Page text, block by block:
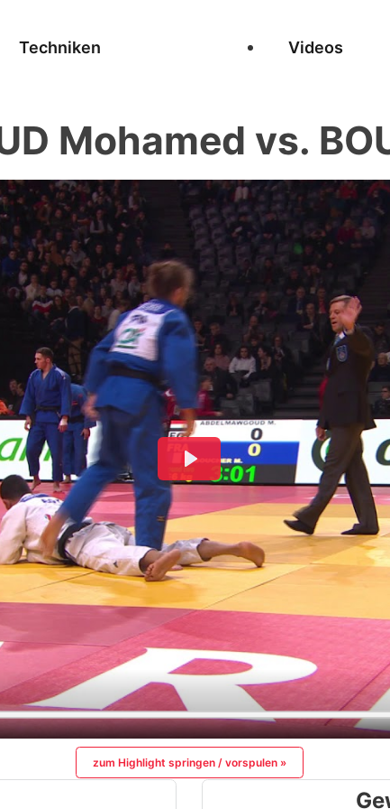
Techniken Videos
Mohamed vs.
zum Highlight springen / vorspulen »